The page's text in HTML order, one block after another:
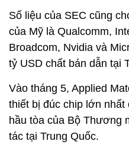
Số liệu của SEC cũng
của Mỹ là Qualcomm,
Broadcom, Nvidia và
tỷ USD chất bán dẫn tại
Vào tháng 5, Applied
thiết bị đúc chip lớn nhất
hầu tòa của Bộ Thương
tác tại Trung Quốc.